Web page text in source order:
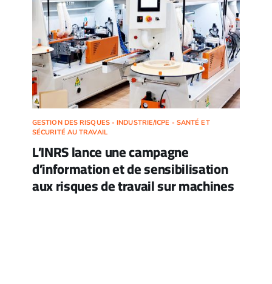
GESTION DES RISQUES - INDUSTRIE/ICPE - SANTÉ ET
SÉCURITÉ AU TRAVAIL
L’INRS lance une campagne
d’information et de sensibilisation
aux risques de travail sur machines